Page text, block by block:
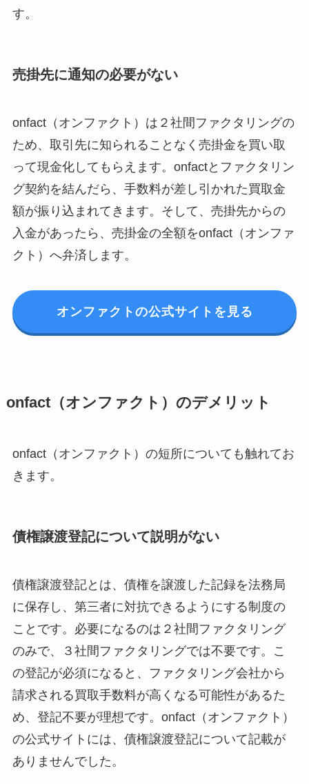
す。
売掛先に通知の必要がない
onfact（オンファクト）は２社間ファクタリングの
ため、取引先に知られることなく売掛金を買い取
って現金化してもらえます。onfactとファクタリン
グ契約を結んだら、手数料が差し引かれた買取金
額が振り込まれてきます。そして、売掛先からの
入金があったら、売掛金の全額をonfact（オンファ
クト）へ弁済します。
オンファクトの公式サイトを見る
onfact（オンファクト）のデメリット
onfact（オンファクト）の短所についても触れてお
きます。
債権譲渡登記について説明がない
債権譲渡登記とは、債権を譲渡した記録を法務局
に保存し、第三者に対抗できるようにする制度の
ことです。必要になるのは２社間ファクタリング
のみで、３社間ファクタリングでは不要です。こ
の登記が必須になると、ファクタリング会社から
請求される買取手数料が高くなる可能性があるた
め、登記不要が理想です。onfact（オンファクト）
の公式サイトには、債権譲渡登記について記載が
ありませんでした。